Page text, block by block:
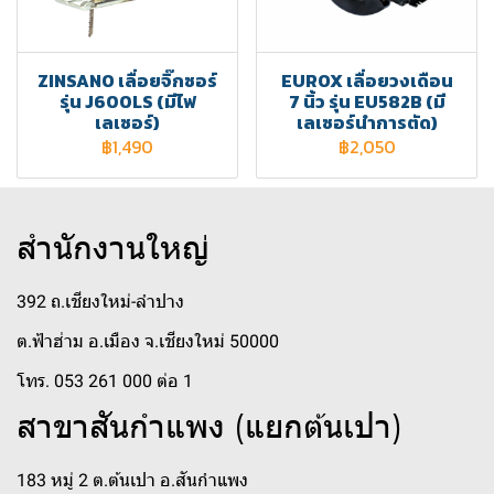
ZINSANO เลื่อยจิ๊กซอร์
รุ่น J600LS (มีไฟ
เลเซอร์)
฿1,490
EUROX เลื่อยวงเดือน
7 นิ้ว รุ่น EU582B (มี
เลเซอร์นำการตัด)
฿2,050
สำนักงานใหญ่
392 ถ.เชียงใหม่-ลำปาง
ต.ฟ้าฮ่าม อ.เมือง จ.เชียงใหม่ 50000
โทร. 053 261 000 ต่อ 1
สาขาสันกำแพง (แยกต้นเปา)
183 หมู่ 2 ต.ต้นเปา อ.สันกำแพง